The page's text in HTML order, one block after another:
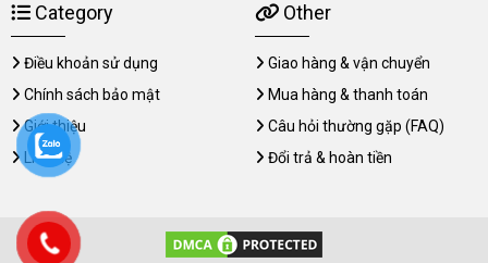
Category
Điều khoản sử dụng
Chính sách bảo mật
Giới thiệu
Liên hệ
Other
Giao hàng & vận chuyển
Mua hàng & thanh toán
Câu hỏi thường gặp (FAQ)
Đổi trả & hoàn tiền